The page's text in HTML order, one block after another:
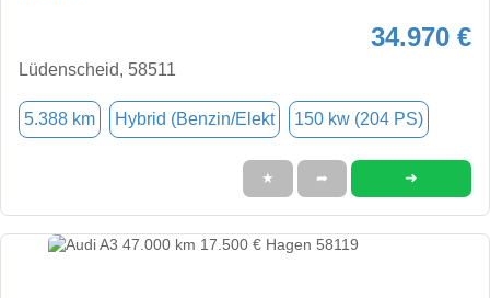
34.970 €
Lüdenscheid, 58511
5.388 km Hybrid (Benzin/Elekt 150 kw (204 PS)
★ ➦ ➜